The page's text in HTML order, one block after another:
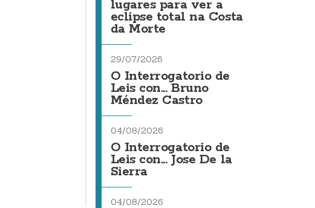
lugares para ver a
eclipse total na Costa
da Morte
29/07/2026
O Interrogatorio de
Leis con... Bruno
Méndez Castro
04/08/2026
O Interrogatorio de
Leis con... Jose De la
Sierra
04/08/2026